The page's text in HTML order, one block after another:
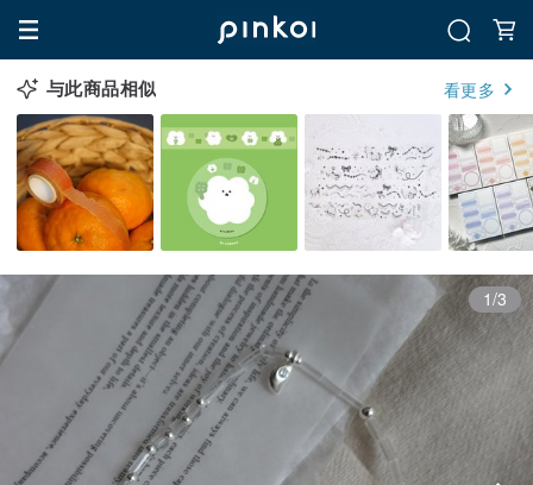
与此商品相似 看更多
1/3